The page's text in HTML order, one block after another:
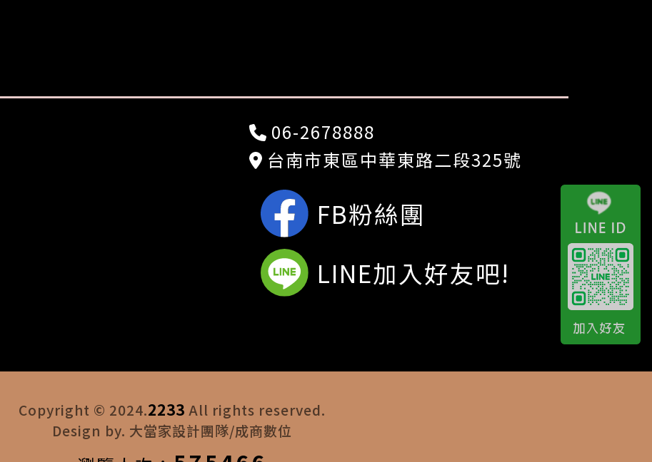
06-2678888
台南市東區中華東路二段325號
FB粉絲團
LINE加入好友吧!
Copyright © 2024.2233 All rights reserved.
Design by. 大當家設計團隊/成商數位